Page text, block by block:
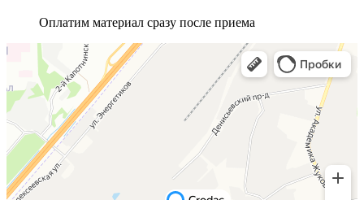
Оплатим материал сразу после приема